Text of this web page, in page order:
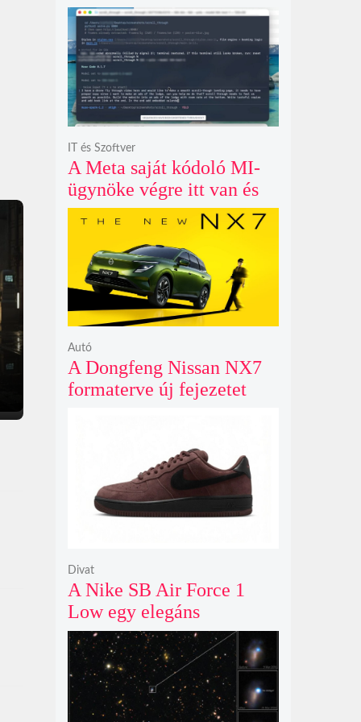
példátlanul forgó
csillagmintát vetít a fény
polarizációjától függően
A Meta saját kódoló MI-
ügynöke végre itt van és
nem fél belenyúlni a
IT és Szoftver
A Dongfeng Nissan NX7
formaterve új fejezetet
Autó
A Nike SB Air Force 1
Low egy elegáns
világosbarna
színváltozatban bukkant
fel újra
Divat